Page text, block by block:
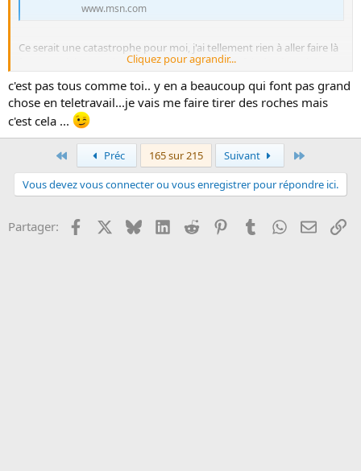
www.msn.com
Ce serait une catastrophe pour moi, j'ai tellement rien à aller faire là
à temps plein. J'y suis aujourd'hui et je n'ai rien fait de plus, ni de
derrière tout ça.
Cliquez pour agrandir...
c'est pas tous comme toi.. y en a beaucoup qui font pas grand
chose en teletravail...je vais me faire tirer des roches mais
c'est cela ...
PremierPréc 165 sur 215 Suivant
Vous devez vous connecter ou vous enregistrer pour répondre ici.
Partager: Facebook BlueskyLinkedInReddit PinterestTumblrWhatsApp
Email